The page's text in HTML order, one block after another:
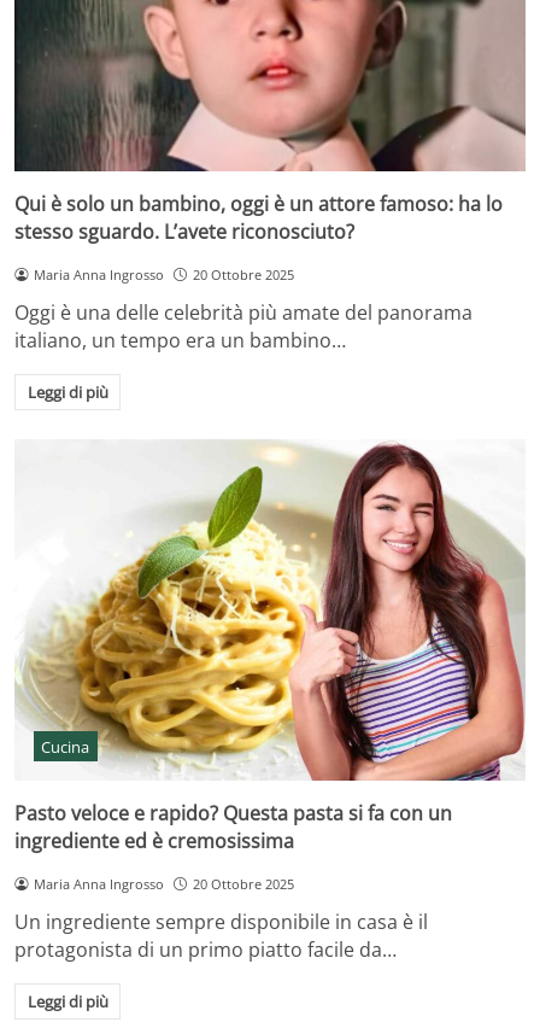
Qui è solo un bambino, oggi è un attore famoso: ha lo
stesso sguardo. L’avete riconosciuto?
Maria Anna Ingrosso 20 Ottobre 2025
Oggi è una delle celebrità più amate del panorama
italiano, un tempo era un bambino…
Leggi di più
Cucina
Pasto veloce e rapido? Questa pasta si fa con un
ingrediente ed è cremosissima
Maria Anna Ingrosso 20 Ottobre 2025
Un ingrediente sempre disponibile in casa è il
protagonista di un primo piatto facile da…
Leggi di più